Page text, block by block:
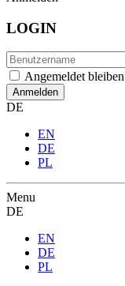
LOGIN
Angemeldet bleiben
DE
EN
DE
PL
Menu
DE
EN
DE
PL